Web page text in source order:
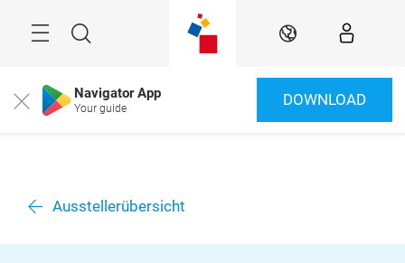
Suche DE
Close Navigator App
Your guide DOWNLOAD
Ausstellerübersicht